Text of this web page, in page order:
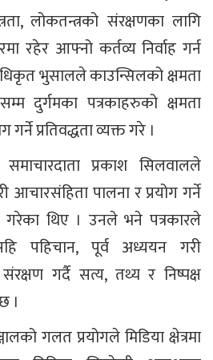
लोकतन्त्रको संरक्षणका लागि
रहेर आफ्नो कर्तव्य निर्वाह गर्न
भुसालले काउन्सिलको क्षमता
दुर्गमका पत्रकाहरुको क्षमता
प्रतिवद्धता व्यक्त गरे ।
प्रकाश सिलवालले
आचारसंहिता पालना र प्रयोग गर्ने
गरेका थिए । उनले भने पत्रकारले
पहिचान, पूर्व अध्ययन गरी
गर्दै सत्य, तथ्य र निष्पक्ष
।
गलत प्रयोगले मिडिया क्षेत्रमा